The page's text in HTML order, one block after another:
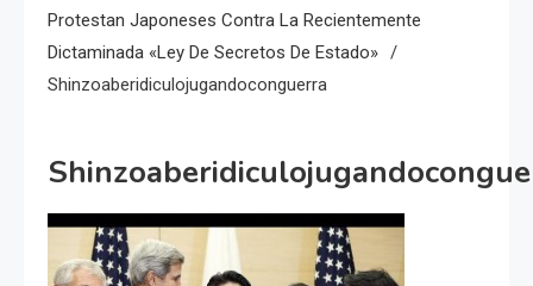
Protestan Japoneses Contra La Recientemente
Dictaminada «Ley De Secretos De Estado»
Shinzoaberidiculojugandoconguerra